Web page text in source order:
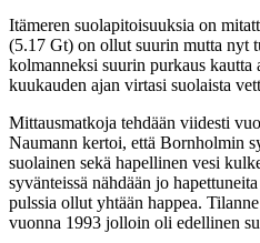
Itämeren suolapitoisuuksia on
(5.17 Gt) on ollut suurin mutta nyt
kolmanneksi suurin purkaus
kuukauden ajan virtasi suolaista
Mittausmatkoja tehdään viidesti
Naumann kertoi, että Bornholmin
suolainen sekä hapellinen vesi
syvänteissä nähdään jo
pulssia ollut yhtään happea.
vuonna 1993 jolloin oli edellinen